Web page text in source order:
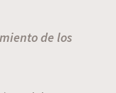
de los